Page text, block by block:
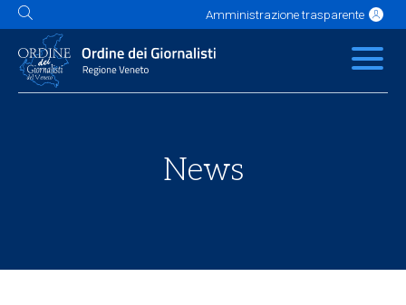
Amministrazione trasparente
L'Ordine News Servizi Albo
Contatti Link utili
News